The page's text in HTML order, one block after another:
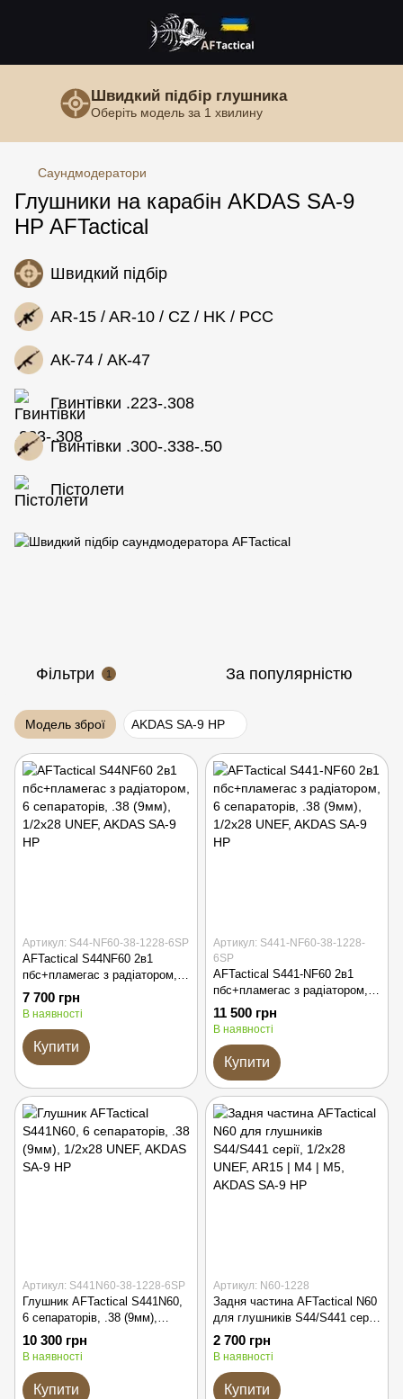
Швидкий підбір глушника
Оберіть модель за 1 хвилину
Саундмодератори
Глушники на карабін AKDAS SA-9
HP AFTactical
Швидкий підбір
AR-15 / AR-10 / CZ / HK / PCC
АК-74 / АК-47
Гвинтівки .223-.308
Гвинтівки .300-.338-.50
Пістолети
Фільтри 1 За популярністю
Модель зброї AKDAS SA-9 HP
Артикул: S44-NF60-38-1228-6SP
AFTactical S44NF60 2в1
пбс+пламегас з радіатором, 6
сепараторів, .38 (9мм), 1/2x28
UNEF, AKDAS SA-9 HP
7 700 грн
В наявності
Купити
Артикул: S441-NF60-38-1228-
6SP
AFTactical S441-NF60 2в1
пбс+пламегас з радіатором, 6
сепараторів, .38 (9мм), 1/2x28
UNEF, AKDAS SA-9 HP
11 500 грн
В наявності
Купити
Артикул: S441N60-38-1228-6SP
Глушник AFTactical S441N60,
6 сепараторів, .38 (9мм),
1/2x28 UNEF, AKDAS SA-9 HP
10 300 грн
В наявності
Купити
Артикул: N60-1228
Задня частина AFTactical N60
для глушників S44/S441 серії,
1/2x28 UNEF, AR15 | M4 | M5,
AKDAS SA-9 HP
2 700 грн
В наявності
Купити